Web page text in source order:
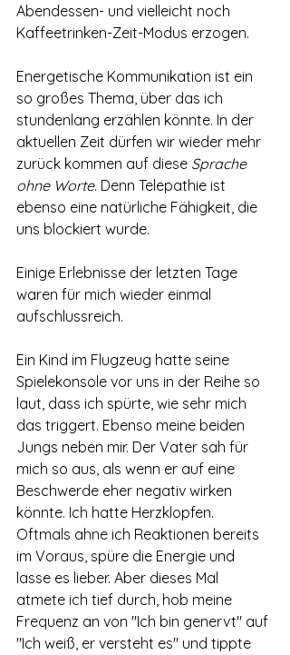
Abendessen- und vielleicht noch
Kaffeetrinken-Zeit-Modus erzogen.
Energetische Kommunikation ist ein
so großes Thema, über das ich
stundenlang erzählen könnte. In der
aktuellen Zeit dürfen wir wieder mehr
zurück kommen auf diese Sprache
ohne Worte. Denn Telepathie ist
ebenso eine natürliche Fähigkeit, die
uns blockiert wurde.
Einige Erlebnisse der letzten Tage
waren für mich wieder einmal
aufschlussreich.
Ein Kind im Flugzeug hatte seine
Spielekonsole vor uns in der Reihe so
laut, dass ich spürte, wie sehr mich
das triggert. Ebenso meine beiden
Jungs neben mir. Der Vater sah für
mich so aus, als wenn er auf eine
Beschwerde eher negativ wirken
könnte. Ich hatte Herzklopfen.
Oftmals ahne ich Reaktionen bereits
im Voraus, spüre die Energie und
lasse es lieber. Aber dieses Mal
atmete ich tief durch, hob meine
Frequenz an von "Ich bin genervt" auf
"Ich weiß, er versteht es" und tippte